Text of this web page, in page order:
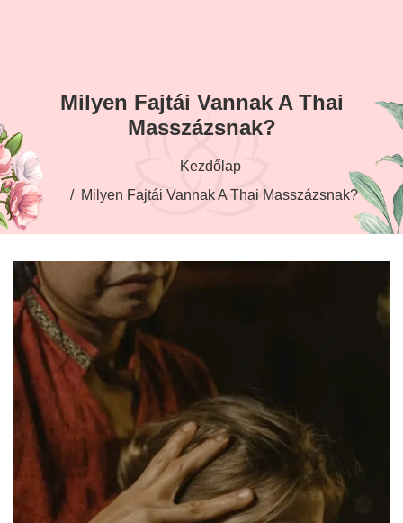
Milyen Fajtái Vannak A Thai
Masszázsnak?
Kezdőlap
Milyen Fajtái Vannak A Thai Masszázsnak?